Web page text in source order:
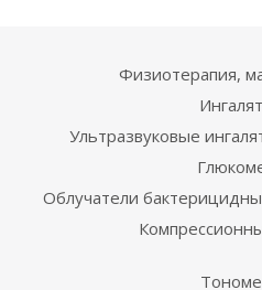
Физиотерапия,
Ультразвуковые
Облучатели